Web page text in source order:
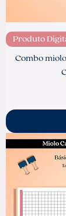
Produto
Combo